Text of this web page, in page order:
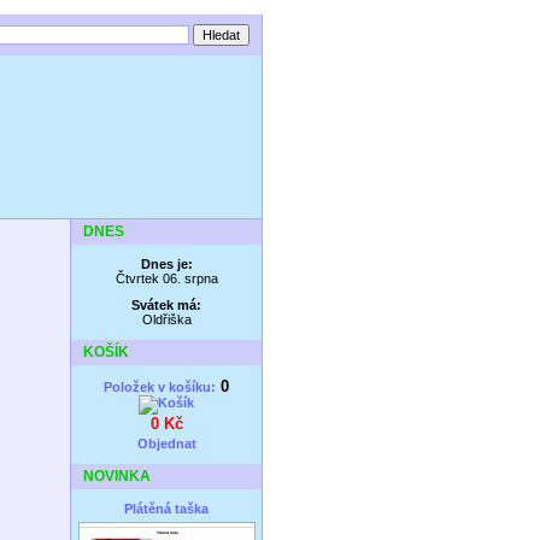
DNES
Dnes je:
Čtvrtek 06. srpna
Svátek má:
Oldřiška
KOŠÍK
Položek v košíku: 0
0 Kč
Objednat
NOVINKA
Plátěná taška